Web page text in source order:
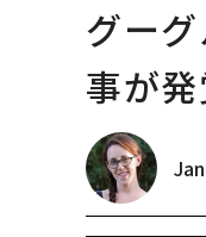
グー
事が